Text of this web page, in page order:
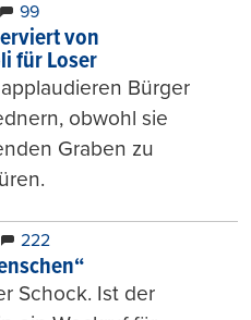
99
von
für Loser
Bürger
obwohl sie
Graben zu
222
Schock. Ist der